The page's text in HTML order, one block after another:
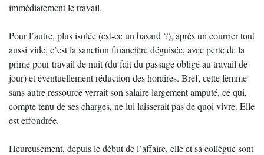
immédiatement le travail.
Pour l’autre, plus isolée (est-ce un hasard ?), après un courrier tout
aussi vide, c’est la sanction financière déguisée, avec perte de la
prime pour travail de nuit (du fait du passage obligé au travail de
jour) et éventuellement réduction des horaires. Bref, cette femme
sans autre ressource verrait son salaire largement amputé, ce qui,
compte tenu de ses charges, ne lui laisserait pas de quoi vivre. Elle
est effondrée.
Heureusement, depuis le début de l’affaire, elle et sa collègue sont